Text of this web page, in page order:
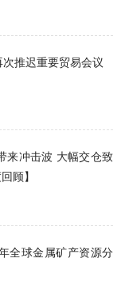
推迟重要贸易会议
来冲击波 大幅交仓致
顾】
全球金属矿产资源分